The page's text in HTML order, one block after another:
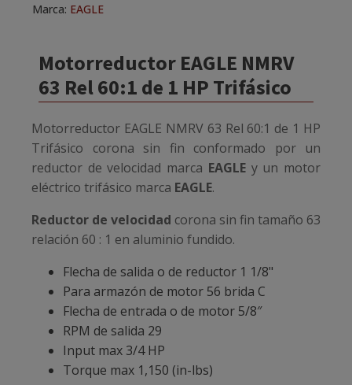
Motorreductor EAGLE NMRV
63 Rel 60:1 de 1 HP Trifásico
Motorreductor EAGLE NMRV 63 Rel 60:1 de 1 HP
Trifásico corona sin fin conformado por un
reductor de velocidad marca EAGLEy un motor
eléctrico trifásico marca EAGLE.
Reductor de velocidad corona sin fin tamaño 63
relación 60 : 1 en aluminio fundido.
Flecha de salida o de reductor 1 1/8"
Para armazón de motor 56 brida C
Flecha de entrada o de motor 5/8″
RPM de salida 29
Input max 3/4 HP
Torque max 1,150 (in-lbs)
Marca: EAGLE